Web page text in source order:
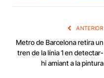
ANTERIOR
Metro de Barcelona retira un
tren de la línia 1 en detectar-
hi amiant a la pintura